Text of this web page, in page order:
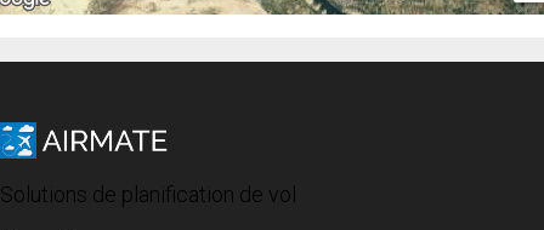
Solutions de planification de vol